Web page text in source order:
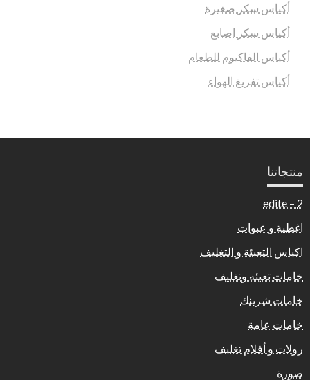
أكياس سكر صغيرة
أكياس سكر اصابع
أكياس الفاكيوم للطعام
أكياس تفريغ الهواء
منتجاتنا
2 – edite
اغطية و عبوات
اكياس التعبئة و التغليف
خامات تعبئه وتغليف
خامات شرينك
خامات عامة
رولات و أفلام تغليف
صورة